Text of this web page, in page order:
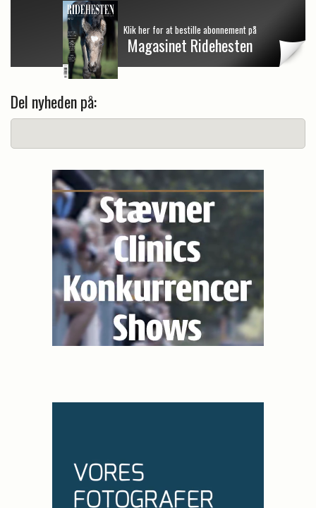
Klik her for at bestille abonnement på
Magasinet Ridehesten
Del nyheden på: